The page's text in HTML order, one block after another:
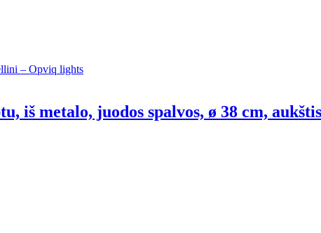
iš metalo, juodos spalvos, ø 38 cm,